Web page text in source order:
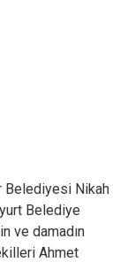
Belediyesi Nikah
Belediye
ve damadın
Ahmet